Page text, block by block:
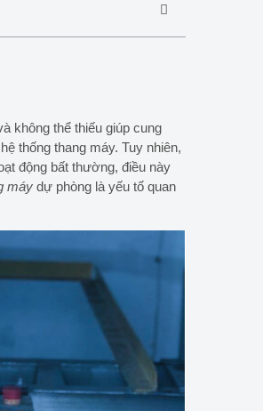
không thể thiếu giúp cung
thống thang máy. Tuy nhiên,
động bất thường, điều này
máy dự phòng là yếu tố quan